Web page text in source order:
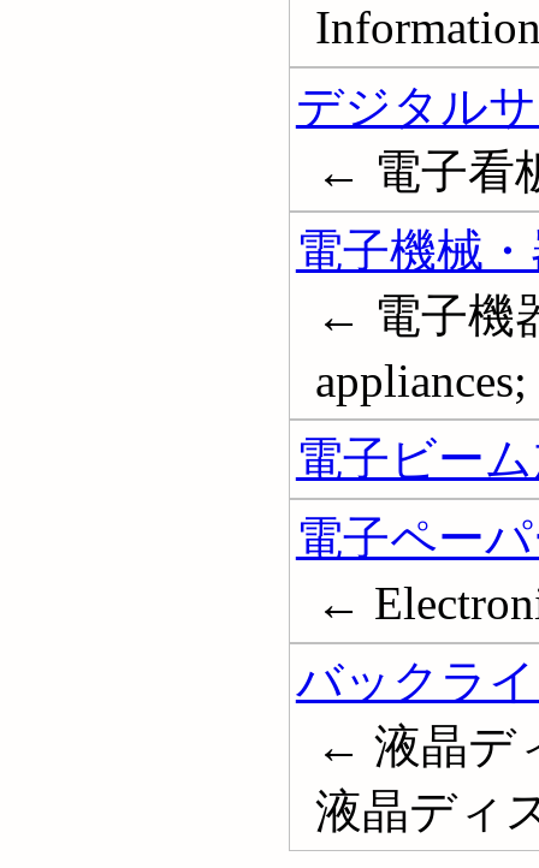
デジタル
← 電子看
電子機械
← 電子機
電子ビー
電子ペー
←
バックラ
← 液晶デ
液晶ディ